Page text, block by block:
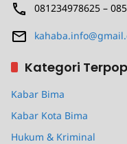
081234978625 –
Kategori
Kabar Bima
Kabar Kota Bima
Hukum & Kriminal